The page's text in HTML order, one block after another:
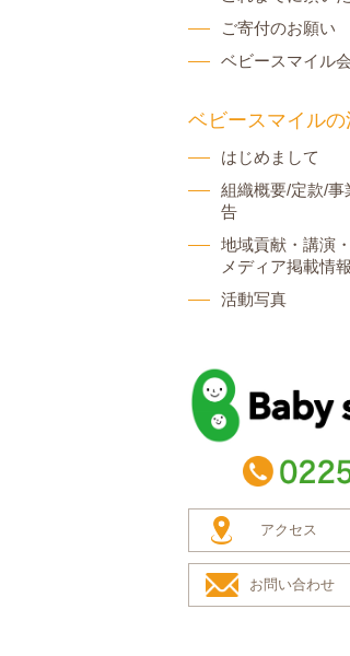
ご寄付のお願い
ベビースマイル
ベビースマイルの
はじめまして
組織概要/定款/事
告
地域貢献・講演
メディア掲載情報
活動写真
baby smile
アクセス
お問い合わせ